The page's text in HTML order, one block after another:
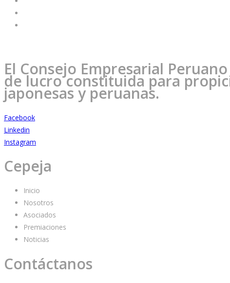
El Consejo Empresarial
de lucro constituida para
japonesas y peruanas.
Facebook
Linkedin
Instagram
Cepeja
Inicio
Nosotros
Asociados
Premiaciones
Noticias
Contáctanos